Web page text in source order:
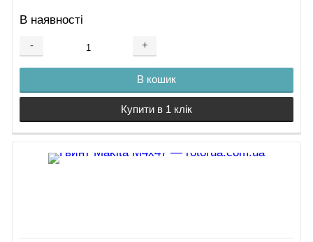
В наявності
- +
В кошик
Купити в 1 клік